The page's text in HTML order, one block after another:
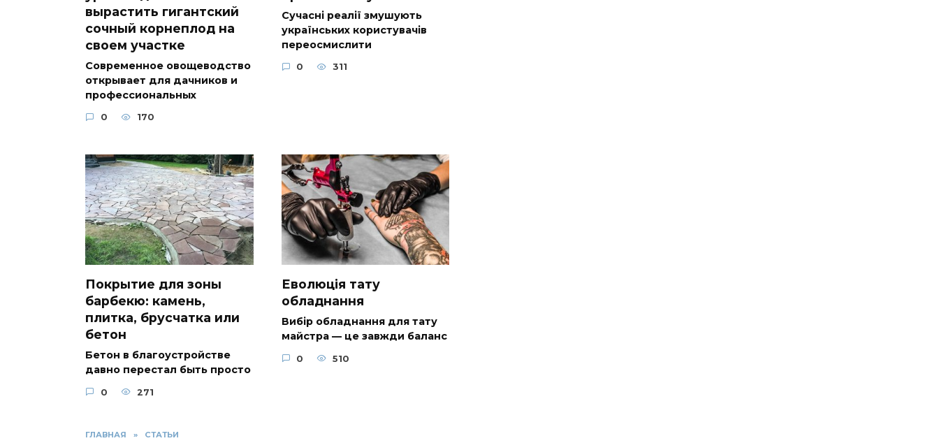
ГЛАВНАЯ » СТАТЬИ
вырастить гигантский
сочный корнеплод на
своем участке
Современное овощеводство
открывает для дачников и
профессиональных
0 170
Сучасні реалії змушують
українських користувачів
переосмислити
0 311
Покрытие для зоны
барбекю: камень,
плитка, брусчатка или
бетон
Бетон в благоустройстве
давно перестал быть просто
0 271
Еволюція тату
обладнання
Вибір обладнання для тату
майстра — це завжди баланс
0 510